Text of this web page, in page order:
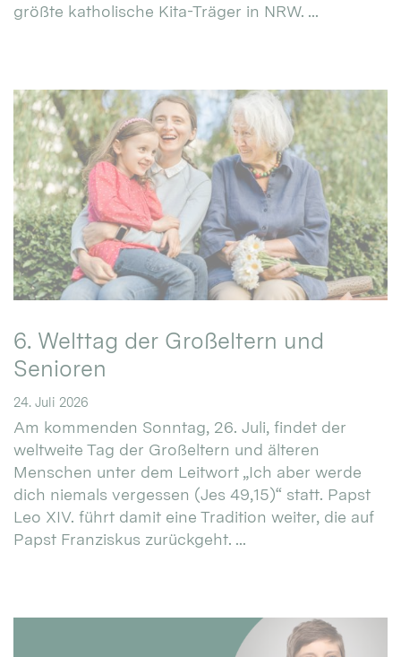
größte katholische Kita-Träger in NRW. ...
6. Welttag der Großeltern und
Senioren
24. Juli 2026
Am kommenden Sonntag, 26. Juli, findet der
weltweite Tag der Großeltern und älteren
Menschen unter dem Leitwort „Ich aber werde
dich niemals vergessen (Jes 49,15)“ statt. Papst
Leo XIV. führt damit eine Tradition weiter, die auf
Papst Franziskus zurückgeht. ...